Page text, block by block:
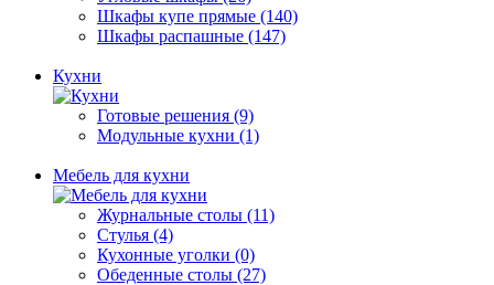
Шкафы купе прямые (140)
Шкафы распашные (147)
Кухни
Готовые решения (9)
Модульные кухни (1)
Мебель для кухни
Журнальные столы (11)
Стулья (4)
Кухонные уголки (0)
Обеденные столы (27)